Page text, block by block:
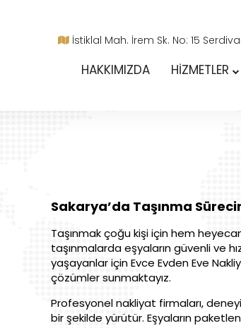
İstiklal Mah. İrem Sk. No: 15
HAKKIMIZDA HİZMETLER
Sakarya’da Taşınma
Taşınmak çoğu kişi için hem
taşınmalarda eşyaların güvenli ve
yaşayanlar için Evce Evden Eve
çözümler sunmaktayız.
Profesyonel nakliyat firmaları,
bir şekilde yürütür. Eşyaların